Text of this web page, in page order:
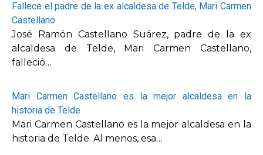
Fallece el padre de la ex alcaldesa de Telde, Mari Carmen
Castellano
José Ramón Castellano Suárez, padre de la ex
alcaldesa de Telde, Mari Carmen Castellano,
falleció…
Mari Carmen Castellano es la mejor alcaldesa en la
historia de Telde
Mari Carmen Castellano es la mejor alcaldesa en la
historia de Telde. Al menos, esa…